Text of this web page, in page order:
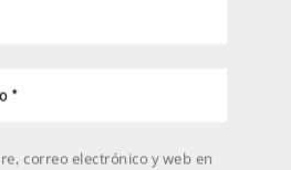
correo electrónico y web en